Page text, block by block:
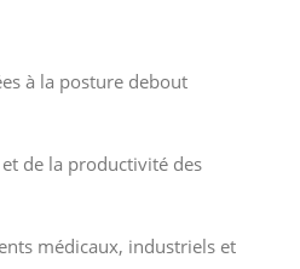
à la posture debout
de la productivité des
médicaux, industriels et